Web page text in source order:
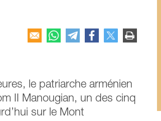
le patriarche arménien
II Manougian, un des cinq
sur le Mont